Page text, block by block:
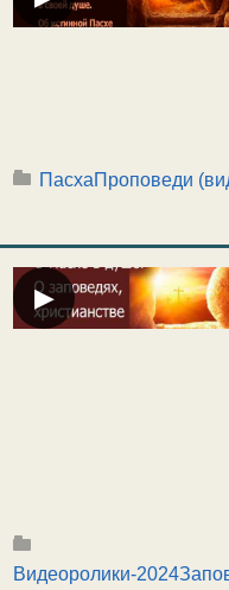
ПасхаПроповеди
▶
Видеоролики-2024